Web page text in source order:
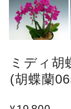
ミディ胡
(胡蝶蘭